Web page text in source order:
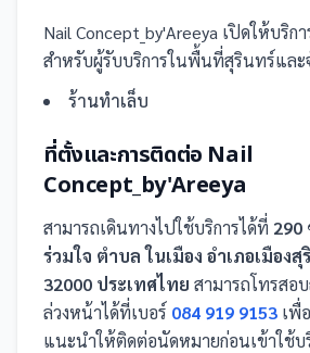
Nail Concept_by'Areeya เปิดให้บริก
สำหรับผู้รับบริการในพื้นที่สุรินทร์และ
ร้านทำเล็บ
ที่ตั้งและการติดต่อ Nail
Concept_by'Areeya
สามารถเดินทางไปใช้บริการได้ที่ 290
ร่วมใจ ตำบล ในเมือง อำเภอเมือง
32000 ประเทศไทย สามารถโทรสอ
ล่วงหน้าได้ที่เบอร์ 084 919 9153 เพื่
แนะนำให้ติดต่อนัดหมายก่อนเข้าใช้บ